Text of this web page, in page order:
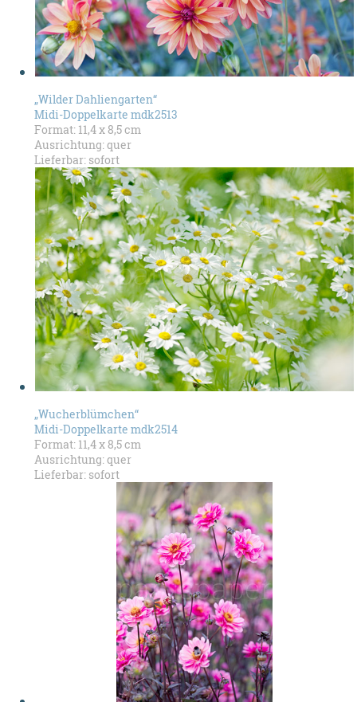
„Wilder Dahliengarten“
Midi-Doppelkarte mdk2513
Format: 11,4 x 8,5 cm
Ausrichtung: quer
Lieferbar: sofort
„Wucherblümchen“
Midi-Doppelkarte mdk2514
Format: 11,4 x 8,5 cm
Ausrichtung: quer
Lieferbar: sofort